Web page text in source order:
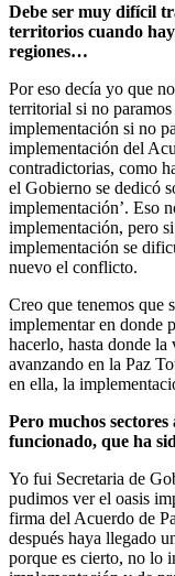
Debe ser muy difícil
territorios cuando hay
regiones…
Por eso decía yo que
territorial si no
implementación si no
implementación del
contradictorias, como
el Gobierno se dedicó
implementación’. Eso
implementación, pero
implementación se
nuevo el conflicto.
Creo que tenemos que
implementar en donde
hacerlo, hasta donde
avanzando en la Paz
en ella, la
Pero muchos
funcionado, que ha
Yo fui Secretaria de
pudimos ver el oasis
firma del Acuerdo de
después haya llegado
porque es cierto, no lo